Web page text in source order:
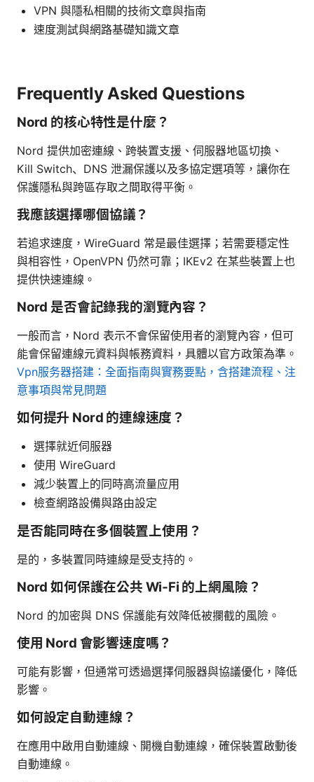
VPN 與隱私相關的技術文章與指南
速度測試與網路基礎知識文章
Frequently Asked Questions
Nord 的核心特性是什麼？
Nord 提供加密連線、跨裝置支援、伺服器地區切換、
Kill Switch、DNS 泄漏保護以及多協定選項等，讓你在
保護隱私與跨區存取之間取得平衡。
我應該選擇哪個協議？
若追求速度，WireGuard 常是最佳選擇；若需要穩定性
與相容性，OpenVPN 仍然可靠；IKEv2 在某些裝置上也
提供快速連線。
Nord 是否會記錄我的瀏覽內容？
一般而言，Nord 表示不會保留使用者的瀏覽內容，但可
能會保留連線元資料與帳務資料，具體以官方政策為準。
Vpn服务器搭建：全面指南與實務要點，含搭建流程、注
意事項與常見問題
如何提升 Nord 的連線速度？
選擇就近伺服器
使用 WireGuard
減少裝置上的同時高流量应用
檢查網路設備與路由設定
是否能同時在多個裝置上使用？
是的，多裝置同時連線是受支持的。
Nord 如何保護在公共 Wi‑Fi 的上網風險？
Nord 的加密與 DNS 保護能有效降低被攔截的風險。
使用 Nord 會影響速度嗎？
可能有影響，但通常可透過選擇伺服器與協議優化，降低
影響。
如何設定自動連線？
在應用中啟用自動連線、開機自動連線，確保裝置啟動後
自動連線。